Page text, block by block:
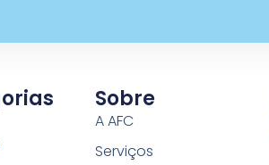
Sobre
A AFC
Serviços